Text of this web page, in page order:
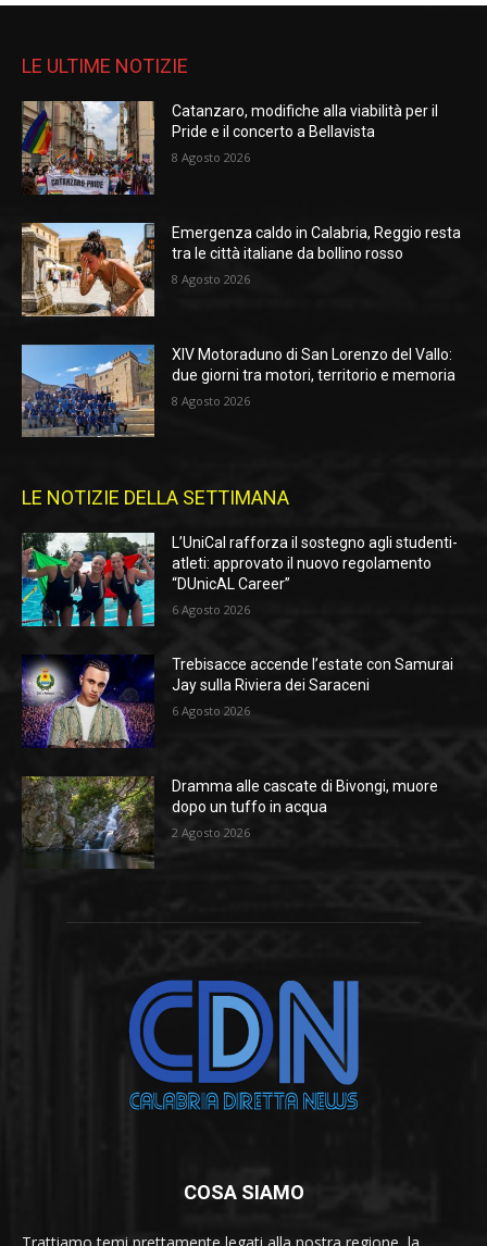
LE ULTIME NOTIZIE
Catanzaro, modifiche alla viabilità per il
Pride e il concerto a Bellavista
8 Agosto 2026
Emergenza caldo in Calabria, Reggio resta
tra le città italiane da bollino rosso
8 Agosto 2026
XIV Motoraduno di San Lorenzo del Vallo:
due giorni tra motori, territorio e memoria
8 Agosto 2026
LE NOTIZIE DELLA SETTIMANA
L’UniCal rafforza il sostegno agli studenti-
atleti: approvato il nuovo regolamento
“DUnicAL Career”
6 Agosto 2026
Trebisacce accende l’estate con Samurai
Jay sulla Riviera dei Saraceni
6 Agosto 2026
Dramma alle cascate di Bivongi, muore
dopo un tuffo in acqua
2 Agosto 2026
COSA SIAMO